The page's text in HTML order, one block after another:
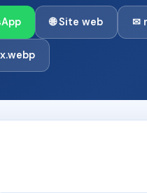
🌐 Site web ✉